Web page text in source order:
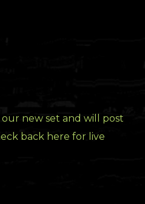
new set and will post
back here for live